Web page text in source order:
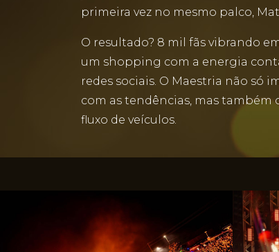
primeira vez no mesmo palco,
O resultado? 8 mil fãs vibrando
um shopping com a energia
redes sociais. O Maestria não só
com as tendências, mas também
fluxo de veículos.